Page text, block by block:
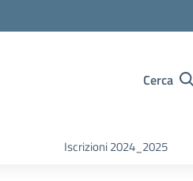
Cerca
Iscrizioni 2024_2025